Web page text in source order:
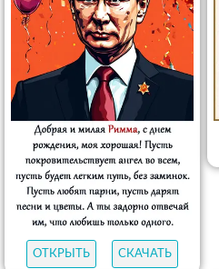
ОТКРЫТЬ СКАЧАТЬ